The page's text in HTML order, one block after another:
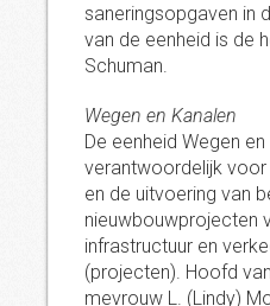
saneringsopgaven in
van de eenheid is de
Schuman.
Wegen en Kanalen
De eenheid Wegen en
verantwoordelijk
en de uitvoering van
nieuwbouwprojecten
infrastructuur en
(projecten). Hoofd
mevrouw L. (Lindy)